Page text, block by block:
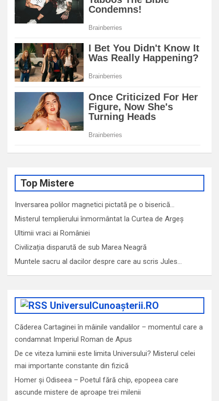
Top Mistere
Inversarea polilor magnetici pictată pe o biserică…
Misterul templierului înmormântat la Curtea de Argeș
Ultimii vraci ai României
Civilizația disparută de sub Marea Neagră
Muntele sacru al dacilor despre care au scris Jules…
UniversulCunoașterii.RO
Căderea Cartaginei în mâinile vandalilor – momentul care a
condamnat Imperiul Roman de Apus
De ce viteza luminii este limita Universului? Misterul celei
mai importante constante din fizică
Homer și Odiseea – Poetul fără chip, epopeea care
ascunde mistere de aproape trei milenii